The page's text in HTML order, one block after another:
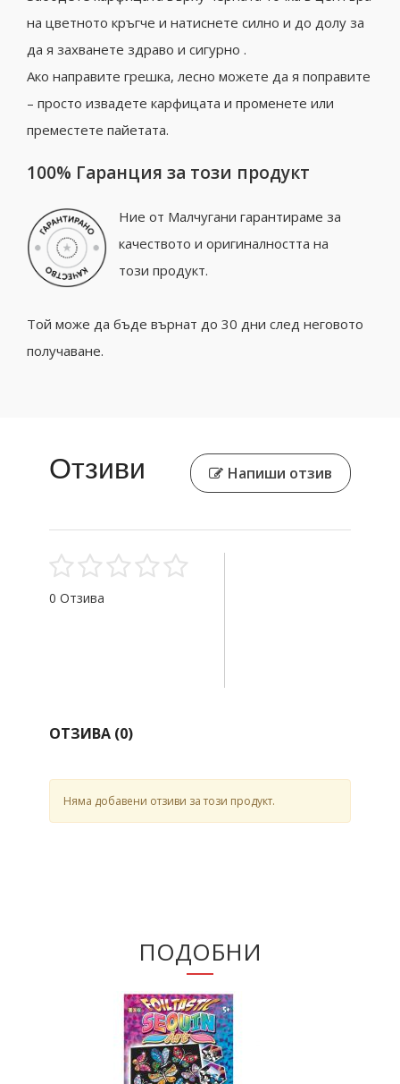
на цветното кръгче и натиснете силно и до долу за
да я захванете здраво и сигурно .
Ако направите грешка, лесно можете да я поправите
– просто извадете карфицата и променете или
преместете пайетата.
100% Гаранция за този продукт
Ние от Малчугани гарантираме за
качеството и оригиналността на
този продукт.
Той може да бъде върнат до 30 дни след неговото
получаване.
Отзиви Напиши отзив
0 Отзива
ОТЗИВА (0)
Няма добавени отзиви за този продукт.
ПОДОБНИ